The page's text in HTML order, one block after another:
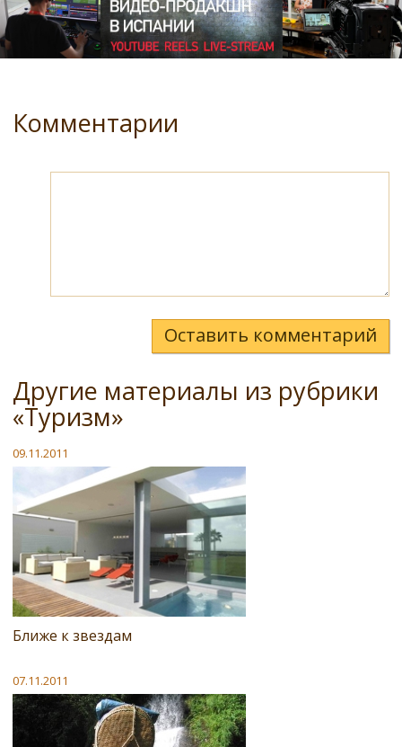
Комментарии
Оставить комментарий
Другие материалы из рубрики
«Туризм»
09.11.2011
Ближе к звездам
07.11.2011